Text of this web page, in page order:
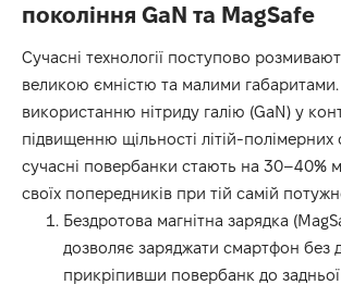
покоління GaN та MagSafe
Сучасні технології поступово
великою ємністю та малими
використанню нітриду галію (GaN) у
підвищенню щільності літій-полімерних
сучасні повербанки стають на 30–40%
своїх попередників при тій самій
Бездротова магнітна зарядка
дозволяє заряджати смартфон без
прикріпивши повербанк до задньої